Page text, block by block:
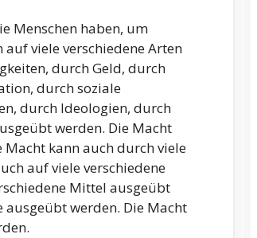
Menschen haben, um
viele verschiedene Arten
durch Geld, durch
durch soziale
durch Ideologien, durch
werden. Die Macht
Macht kann auch durch viele
auf viele verschiedene
Mittel ausgeübt
ausgeübt werden. Die Macht